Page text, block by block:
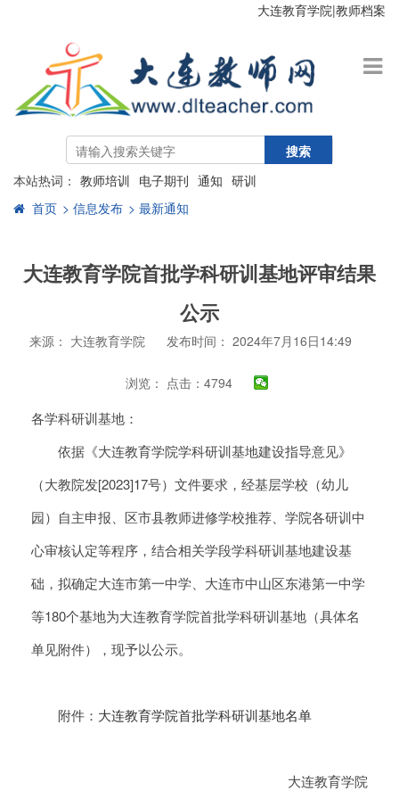
大连教育学院|教师档案
搜索
本站热词： 教师培训 电子期刊 通知 研训
首页 > 信息发布 > 最新通知
大连教育学院首批学科研训基地评审结果
公示
来源： 大连教育学院 发布时间： 2024年7月16日14:49
浏览： 点击：4794
各学科研训基地：
依据《大连教育学院学科研训基地建设指导意见》
（大教院发[2023]17号）文件要求，经基层学校（幼儿
园）自主申报、区市县教师进修学校推荐、学院各研训中
心审核认定等程序，结合相关学段学科研训基地建设基
础，拟确定大连市第一中学、大连市中山区东港第一中学
等180个基地为大连教育学院首批学科研训基地（具体名
单见附件），现予以公示。
附件： 大连教育学院首批学科研训基地名单
大连教育学院